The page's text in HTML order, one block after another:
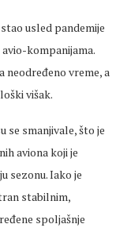
usled pandemije
kompanijama.
vreme, a
višak.
se smanjivale, što je
aviona koji je
sezonu. Iako je
stabilnim,
spoljašnje